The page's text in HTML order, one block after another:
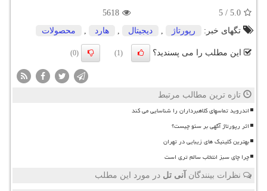
5.0
/
5
5618
تگهای خبر:
رپورتاژ دیجیتال هارد محصولات
این مطلب را می پسندید؟ (1)
(0)
تازه ترین مطالب مرتبط
اندروید تماسهای کلاهبرداران را شناسایی می کند
اثر رپورتاژ آگهی بر سئو چیست؟
بهترین کلینیک های زیبایی در تهران
چرا چای سبز انتخاب سالم تری است
نظرات بینندگان آنی تل در مورد این مطلب